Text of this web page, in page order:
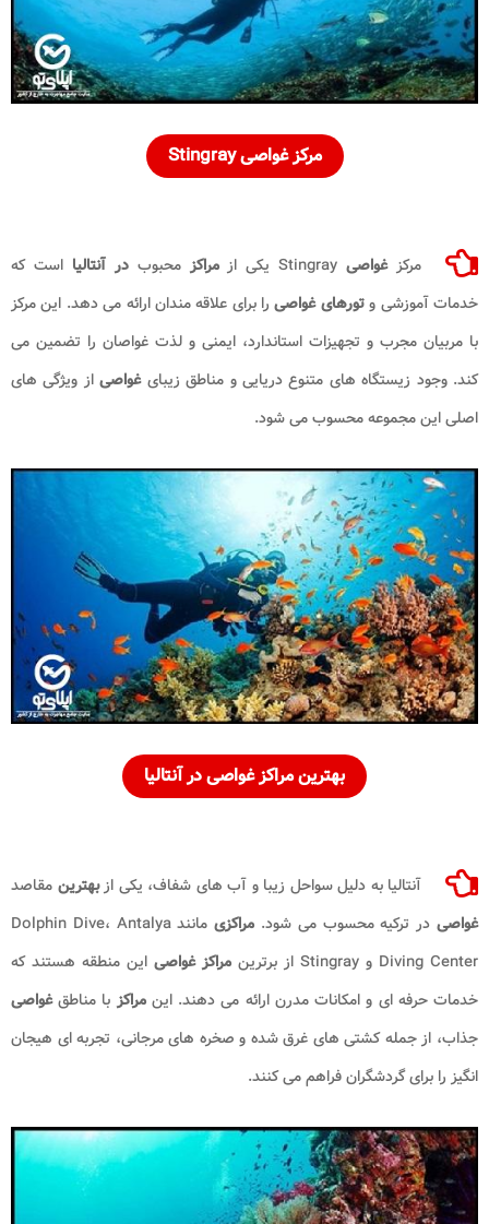
مرکز غواصی Stingray
مرکزغواصی Stingray یکی از مراکزمحبوبدر آنتالیااست که
خدمات آموزشی وتورهای غواصیرا برای علاقه مندان ارائه می دهد. این مرکز
با مربیان مجرب و تجهیزات استاندارد، ایمنی و لذت غواصان را تضمین می
کند. وجود زیستگاه های متنوع دریایی و مناطق زیبایغواصیاز ویژگی های
اصلی این مجموعه محسوب می شود.
بهترین مراکز غواصی در آنتالیا
آنتالیا به دلیل سواحل زیبا و آب های شفاف، یکی ازبهترین مقاصد
غواصی در ترکیه محسوب می شود. مراکزی
مانند Dolphin Dive، Antalya
Diving Center و Stingray از برترین
مراکز غواصی این منطقه هستند که
خدمات حرفه ای و امکانات مدرن ارائه می دهند. اینمراکز با مناطقغواصی
جذاب، از جمله کشتی های غرق شده و صخره های مرجانی، تجربه ای هیجان
انگیز را برای گردشگران فراهم می کنند.